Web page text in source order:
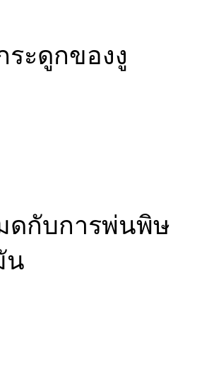
ระดูกของงู
ดกับการพ่นพิษ
น